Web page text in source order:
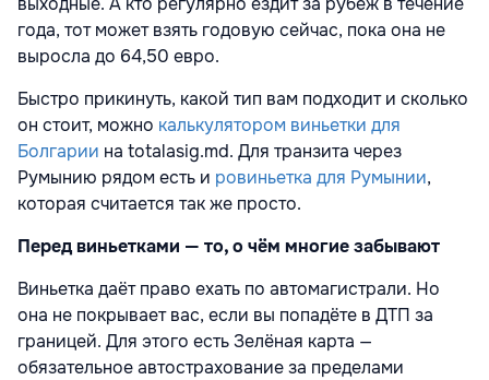
года, тот может взять годовую сейчас, пока она не
выросла до 64,50 евро.
Быстро прикинуть, какой тип вам подходит и сколько
он стоит, можно калькулятором виньетки для
Болгарии на totalasig.md. Для транзита через
Румынию рядом есть и ровиньетка для Румынии,
которая считается так же просто.
Перед виньетками — то, о чём многие забывают
Виньетка даёт право ехать по автомагистрали. Но
она не покрывает вас, если вы попадёте в ДТП за
границей. Для этого есть Зелёная карта —
обязательное автострахование за пределами